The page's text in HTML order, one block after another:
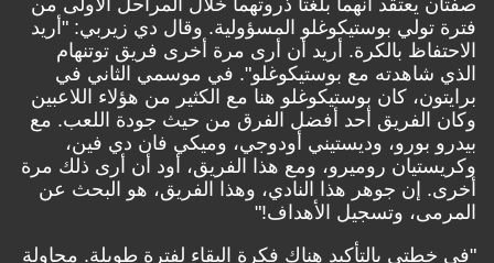
صفتان يعتقد أنهما بلغتا ذروتهما خلال المراحل الأولى من
فترة تولي بوستيكوغلو المسؤولية. وقال دي زيربي: "أريد
الاحتفاظ بالكرة. أريد أن أرى مرة أخرى فريق توتنهام
الذي شاهدته مع بوستيكوغلو". في موسمي الثاني في
برايتون، كان بوستيكوغلو هنا مع الكثير من هؤلاء اللاعبين
وكان الفريق أحد أفضل الفرق من حيث جودة اللعب. مع
بيدرو بورو، وديستيني أودوجي، وميكي فان دي فين،
وكريستيان روميرو، ومع هذا الفريق، أود أن أرى ذلك مرة
أخرى. إن جوهر هذا النادي، وهذا الفريق، هو البحث عن
المرمى، وتسجيل الأهداف!"
"في خطتي بالتأكيد هناك فكرة البقاء لفترة طويلة. محاولة